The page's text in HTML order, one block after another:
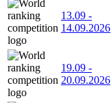
13.09 -
14.09.2026
19.09 -
20.09.2026